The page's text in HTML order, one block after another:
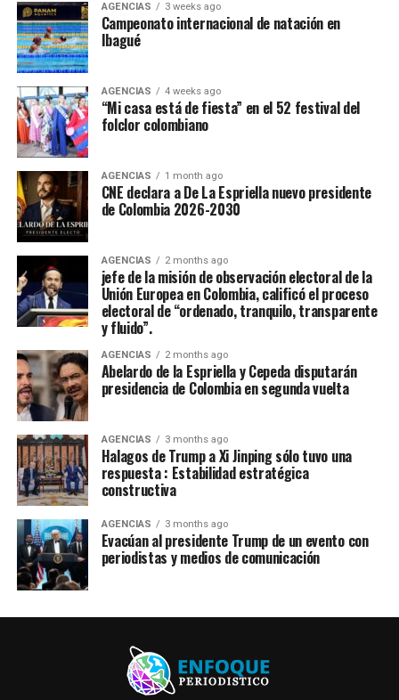
AGENCIAS 3 weeks ago
Campeonato internacional de natación en
Ibagué
AGENCIAS 4 weeks ago
“Mi casa está de fiesta” en el 52 festival del
folclor colombiano
AGENCIAS 1 month ago
CNE declara a De La Espriella nuevo presidente
de Colombia 2026-2030
AGENCIAS 2 months ago
jefe de la misión de observación electoral de la
Unión Europea en Colombia, calificó el proceso
electoral de “ordenado, tranquilo, transparente
y fluido”.
AGENCIAS 2 months ago
Abelardo de la Espriella y Cepeda disputarán
presidencia de Colombia en segunda vuelta
AGENCIAS 3 months ago
Halagos de Trump a Xi Jinping sólo tuvo una
respuesta : Estabilidad estratégica
constructiva
AGENCIAS 3 months ago
Evacúan al presidente Trump de un evento con
periodistas y medios de comunicación